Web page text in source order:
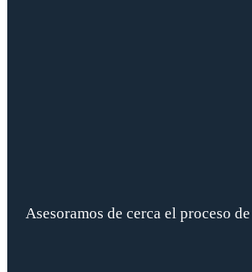
Asesoramos de cerca el proceso